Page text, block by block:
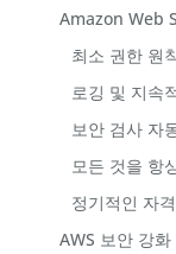
Amazon Web
최소 권한 원
로깅 및 지속
보안 검사 자
모든 것을 항
정기적인 자
AWS 보안 강